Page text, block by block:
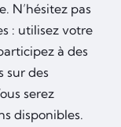
N’hésitez pas
: utilisez votre
à des
sur des
serez
disponibles.